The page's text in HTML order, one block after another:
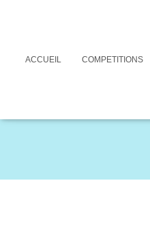
Règle 1 (Le Jeu) et Décisions 1-
aux Règles. 1-2. Exercer une
les conditions physiques avec
Règle 1-2. 2. Une action
ACCUEIL COMPETITIONS